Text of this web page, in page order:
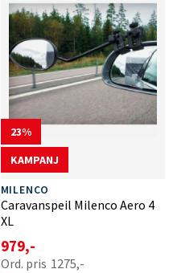
23
KAMPANJ
MILENCO
Caravanspeil Milenco Aero 4
XL
979,-
1275,-